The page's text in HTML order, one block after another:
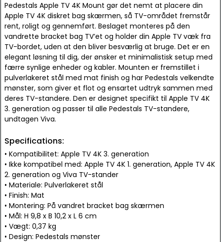
Pedestals Apple TV 4K Mount gør det nemt at placere din
Apple TV 4K diskret bag skærmen, så TV-området fremstår
rent, roligt og gennemført. Beslaget monteres på den
vandrette bracket bag TV’et og holder din Apple TV væk fra
TV-bordet, uden at den bliver besværlig at bruge. Det er en
elegant løsning til dig, der ønsker et minimalistisk setup med
færre synlige enheder og kabler. Mounten er fremstillet i
pulverlakeret stål med mat finish og har Pedestals velkendte
mønster, som giver et flot og ensartet udtryk sammen med
deres TV-standere. Den er designet specifikt til Apple TV 4K
3. generation og passer til alle Pedestals TV-standere,
undtagen Viva.
Specifications:
• Kompatibilitet: Apple TV 4K 3. generation
• Ikke kompatibel med: Apple TV 4K 1. generation, Apple TV 4K
2. generation og Viva TV-stander
• Materiale: Pulverlakeret stål
• Finish: Mat
• Montering: På vandret bracket bag skærmen
• Mål: H 9,8 x B 10,2 x L 6 cm
• Vægt: 0,37 kg
• Design: Pedestals mønster